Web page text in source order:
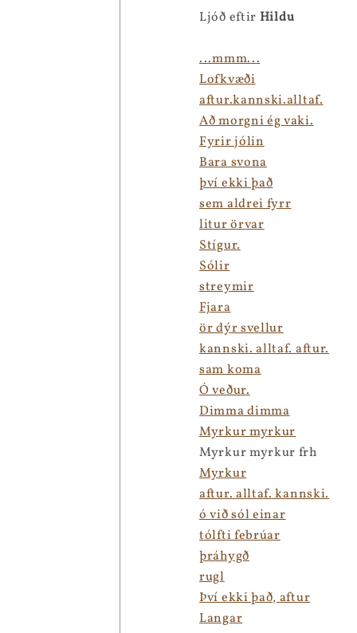
Ljóð eftir Hildu
...mmm...
Lofkvæði
aftur.kannski.alltaf.
Að morgni ég vaki.
Fyrir jólin
Bara svona
því ekki það
sem aldrei fyrr
litur örvar
Stígur.
Sólir
streymir
Fjara
ör dýr svellur
kannski. alltaf. aftur.
sam koma
Ó veður.
Dimma dimma
Myrkur myrkur
Myrkur myrkur frh
Myrkur
aftur. alltaf. kannski.
ó við sól einar
tólfti febrúar
þráhygð
rugl
Því ekki það, aftur
Langar